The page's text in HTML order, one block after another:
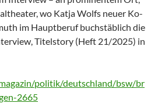
wo Katja Wolfs neuer Ko-
im Hauptberuf buchstäblich die
Titelstory (Heft 21/2025) in
politik/deutschland/bsw/br
2665